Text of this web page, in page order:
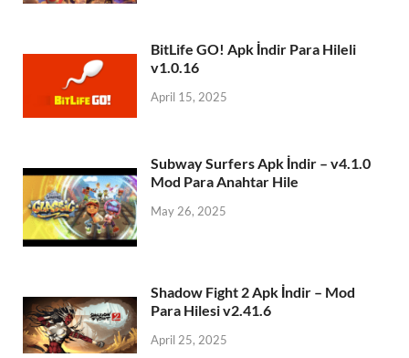
BitLife GO! Apk İndir Para Hileli
v1.0.16
April 15, 2025
Subway Surfers Apk İndir – v4.1.0
Mod Para Anahtar Hile
May 26, 2025
Shadow Fight 2 Apk İndir – Mod
Para Hilesi v2.41.6
April 25, 2025